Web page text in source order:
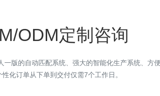
ODM定制咨询
一版的自动匹配系统、强大的智能化生产系统、方
性化订单从下单到交付仅需7个工作日。